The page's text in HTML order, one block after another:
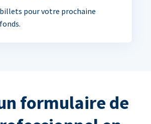
billets pour votre prochaine
formulaire de